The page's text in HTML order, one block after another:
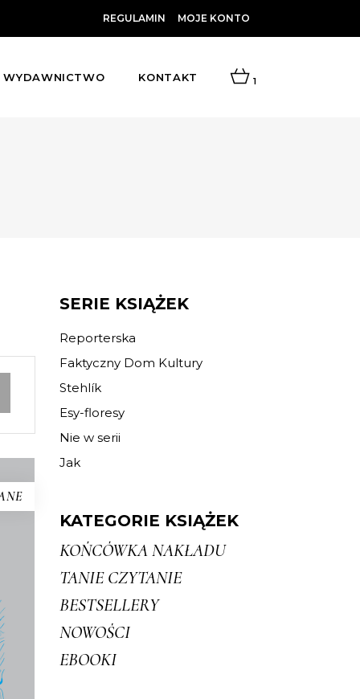
REGULAMIN MOJE KONTO
WYDAWNICTWO KONTAKT 1
i
i
SERIE KSIĄŻEK
Reporterska
Faktyczny Dom Kultury
Stehlík
Esy-floresy
Nie w serii
Jak
KATEGORIE KSIĄŻEK
KOŃCÓWKA NAKŁADU
TANIE CZYTANIE
BESTSELLERY
NOWOŚCI
EBOOKI